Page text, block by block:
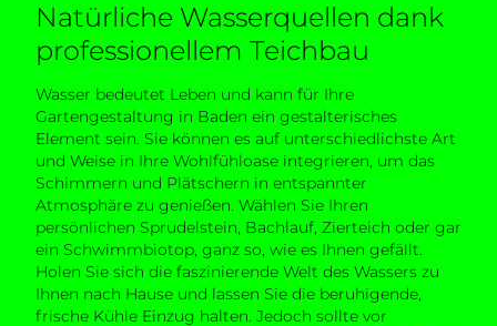
Natürliche Wasserquellen dank
professionellem Teichbau
Wasser bedeutet Leben und kann für Ihre
Gartengestaltung in Baden ein gestalterisches
Element sein. Sie können es auf unterschiedlichste Art
und Weise in Ihre Wohlfühloase integrieren, um das
Schimmern und Plätschern in entspannter
Atmosphäre zu genießen. Wählen Sie Ihren
persönlichen Sprudelstein, Bachlauf, Zierteich oder gar
ein Schwimmbiotop, ganz so, wie es Ihnen gefällt.
Holen Sie sich die faszinierende Welt des Wassers zu
Ihnen nach Hause und lassen Sie die beruhigende,
frische Kühle Einzug halten. Jedoch sollte vor